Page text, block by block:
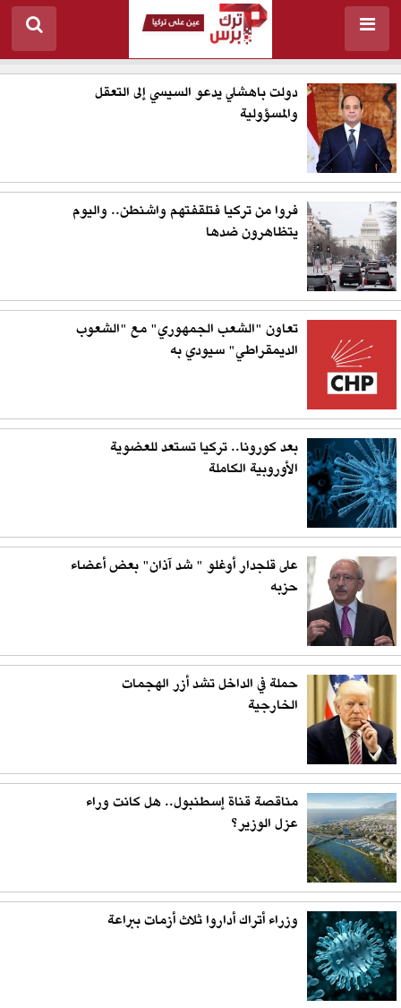
دولت باهشلي يدعو السيسي إلى التعقل
والمسؤولية
فروا من تركيا فتلقفتهم واشنطن.. واليوم
يتظاهرون ضدها
تعاون "الشعب الجمهوري" مع "الشعوب
الديمقراطي" سيودي به
بعد كورونا.. تركيا تستعد للعضوية
الأوروبية الكاملة
على قلجدار أوغلو " شد آذان" بعض أعضاء
حزبه
حملة في الداخل تشد أزر الهجمات
الخارجية
مناقصة قناة إسطنبول.. هل كانت وراء
عزل الوزير؟
وزراء أتراك أداروا ثلاث أزمات ببراعة